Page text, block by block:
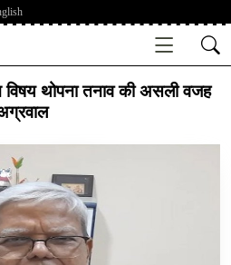
विषय थोपना तनाव की असली वजह